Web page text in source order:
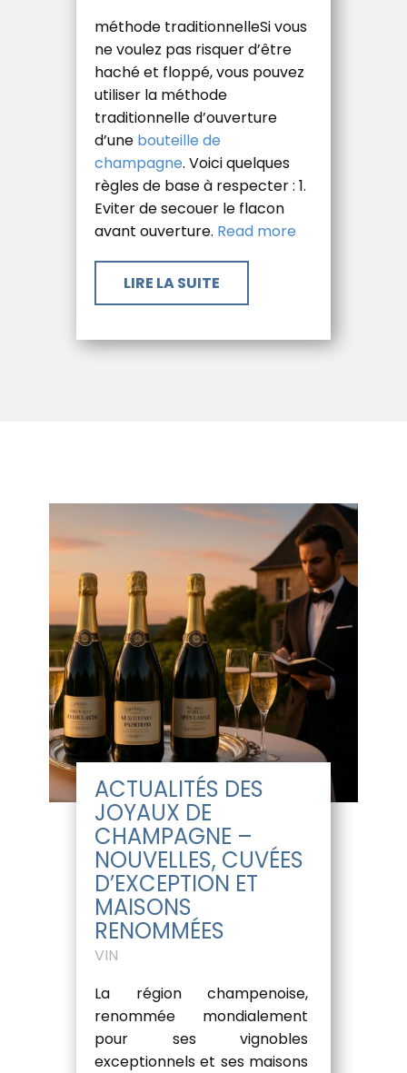
méthode traditionnelleSi vous
ne voulez pas risquer d’être
haché et floppé, vous pouvez
utiliser la méthode
traditionnelle d’ouverture
d’une bouteille de
champagne. Voici quelques
règles de base à respecter : 1.
Eviter de secouer le flacon
avant ouverture. Read more
​LIRE LA SUITE
ACTUALITÉS DES
JOYAUX DE
CHAMPAGNE –
NOUVELLES, CUVÉES
D’EXCEPTION ET
MAISONS
RENOMMÉES
VIN
La région champenoise,
renommée mondialement
pour ses vignobles
exceptionnels et ses maisons